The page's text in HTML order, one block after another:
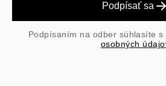
Podpísať sa
Podpísaním na odber súhlasíte s
osobných